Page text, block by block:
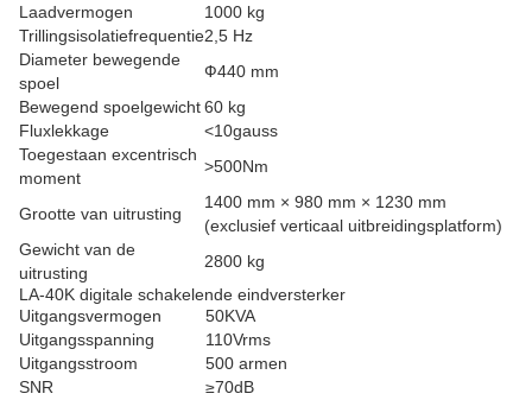
Laadvermogen
1000 kg
Trillingsisolatiefrequentie2,5 Hz
Diameter bewegende
spoel
Ф440 mm
Bewegend spoelgewicht60 kg
Fluxlekkage
<10gauss
Toegestaan ​​excentrisch
moment
>500Nm
Grootte van uitrusting
1400 mm × 980 mm × 1230 mm
(exclusief verticaal uitbreidingsplatform)
Gewicht van de
uitrusting
2800 kg
LA-40K digitale schakelende eindversterker
Uitgangsvermogen
50KVA
Uitgangsspanning
110Vrms
Uitgangsstroom
500 armen
SNR
≥70dB